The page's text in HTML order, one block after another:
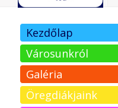
Felvételizőknek
Pályázatok
Tehetségpont
Közérdekű
adatok
Kezdőlap
Városunkról
Galéria
Öregdiákjaink